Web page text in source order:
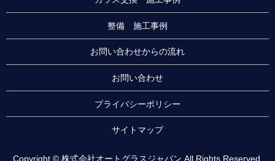
整備 施工事例
お問い合わせからの流れ
お問い合わせ
プライバシーポリシー
サイトマップ
Copyright © 株式会社オートグラスジャパン All Rights Reserved.